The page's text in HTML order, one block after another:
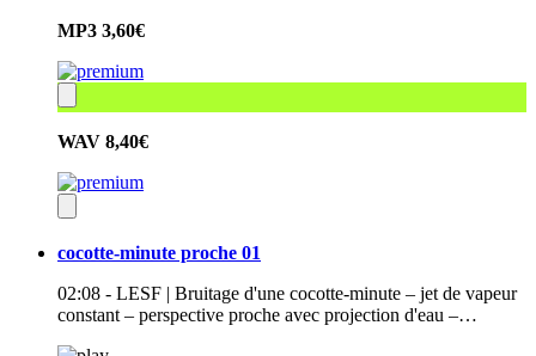
MP3 3,60€
WAV 8,40€
cocotte-minute proche 01
02:08 - LESF | Bruitage d'une cocotte-minute – jet de vapeur
constant – perspective proche avec projection d'eau –…